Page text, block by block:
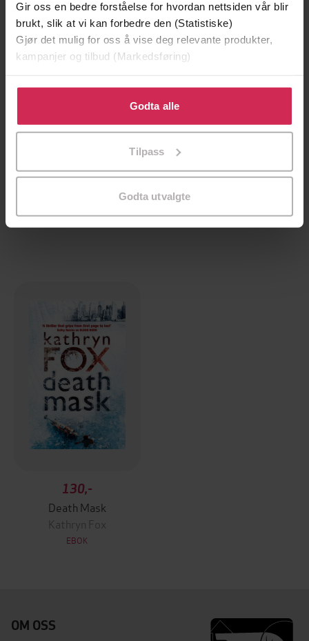
Gir oss en bedre forståelse for hvordan nettsiden vår blir
brukt, slik at vi kan forbedre den (Statistiske)
Gjør det mulig for oss å vise deg relevante produkter,
kampanjer og tilbud (Markedsføring)
Klikk på «Godta alle» for å gi oss ditt samtykke til å
bruke cookies for alle disse formålene. Du kan også
tilpasse ditt samtykke til spesifikke formål ved å klikke
Godta alle
Tilpass
Godta utvalgte
49,-
39,-
130,-
Death Mask
Kathryn Fox
EBOK
OM OSS